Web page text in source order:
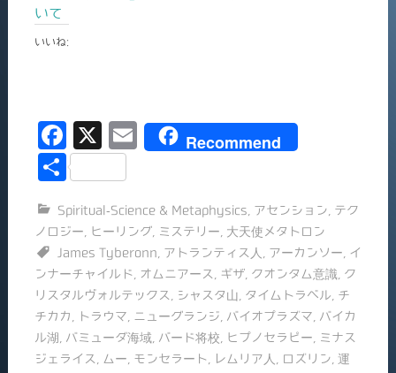
いて
いいね:
F
a
e
b
o
o
k
X
E
l
Recommend
共
Spiritual-Science & Metaphysics アセンション
テク
ノロジー
ヒーリング, ミステリー
大天使メタトロン
James Tyberonn
アトランティス人 アーカンソー
イ
ンナーチャイルド
オムニアース ギザ, クオンタム意識
ク
リスタルヴォルテックス
シャスタ山 タイムトラベル
チ
チカカ
トラウマ ニューグランジ バイオプラズマ
バイカ
ル湖
バミューダ海域 バード将校 ヒプノセラピー
ミナス
ジェライス
ムー モンセラート レムリア人 ロズリン 運